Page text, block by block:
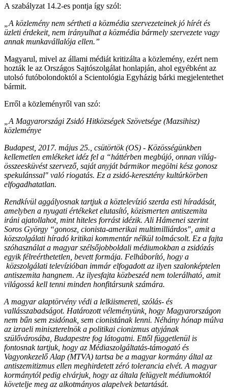
A szabályzat 14.2-es pontja így szól:
„A közlemény nem sértheti a közmédia szervezeteinek jó hírét és
üzleti érdekeit, nem irányulhat a közmédia bármely szervezete vagy
annak munkavállalója ellen.”
Magyarul, mivel az állami médiát kritizálta a közlemény, ezért nem
hozták le az Országos Sajtószolgálat honlapján, ahol egyébként az
utolsó futóbolondoktól a Scientológia Egyházig bárki megjelentethet
bármit.
Erről a közleményről van szó:
„A Magyarországi Zsidó Hitközségek Szövetsége (Mazsihisz)
közleménye
Budapest, 2017. május 25., csütörtök (OS) - Közösségünkben
kellemetlen emlékeket idéz fel a “háttérben megbújó, onnan világ-
összeesküvést szervező, saját anyját bármikor megölni kész gonosz
spekulánssal" való riogatás. Ez a zsidó-keresztény kultúrkörben
elfogadhatatlan.
Rendkívül aggályosnak tartjuk a köztelevízió szerda esti híradását,
amelyben a nyugati értékeket elutasító, közismerten antiszemita
iráni ajatollahot, mint hiteles forrást idézik. Ali Hámenei szerint
Soros György “gonosz, cionista-amerikai multimilliárdos", amit a
közszolgálati híradó kritikai kommentár nélkül tolmácsolt. Ez a fajta
szóhasználat a magyar szélsőjobboldali médiumokban a zsidózás
egyik félreérthetetlen, bevett formája. Felháborító, hogy a
közszolgálati televízióban immár elfogadott az ilyen szalonképtelen
antiszemita hangnem. Az ilyesfajta közbeszéd nem tolerálható, amit
világossá kell tenni minden honfitársunk számára.
A magyar alaptörvény védi a lelkiismereti, szólás- és
vallásszabadságot. Határozott véleményünk, hogy Magyarországon
nem bűn sem zsidónak, sem cionistának lenni. Néhány hónap múlva
az izraeli miniszterelnök a politikai cionizmus atyjának
szülővárosába, Budapestre fog látogatni. Ettől függetlenül is
fontosnak tartjuk, hogy az Médiaszolgáltatás-támogató és
Vagyonkezelő Alap (MTVA) tartsa be a magyar kormány által az
antiszemitizmus ellen meghirdetett zéró tolerancia elvét. A magyar
kormánytól pedig elvárjuk, hogy az általa felügyelt médiumoktól
követelje meg az alkotmányos alapelvek betartását.